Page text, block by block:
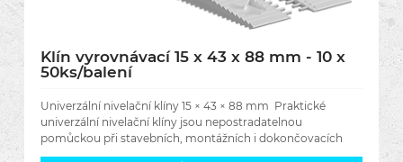
Klín vyrovnávací 15 x 43 x 88 mm - 10 x
50ks/balení
Univerzální nivelační klíny 15 × 43 × 88 mm Praktické
univerzální nivelační klíny jsou nepostradatelnou
pomůckou při stavebních, montážních i dokončovacích
pracích. Umožňují